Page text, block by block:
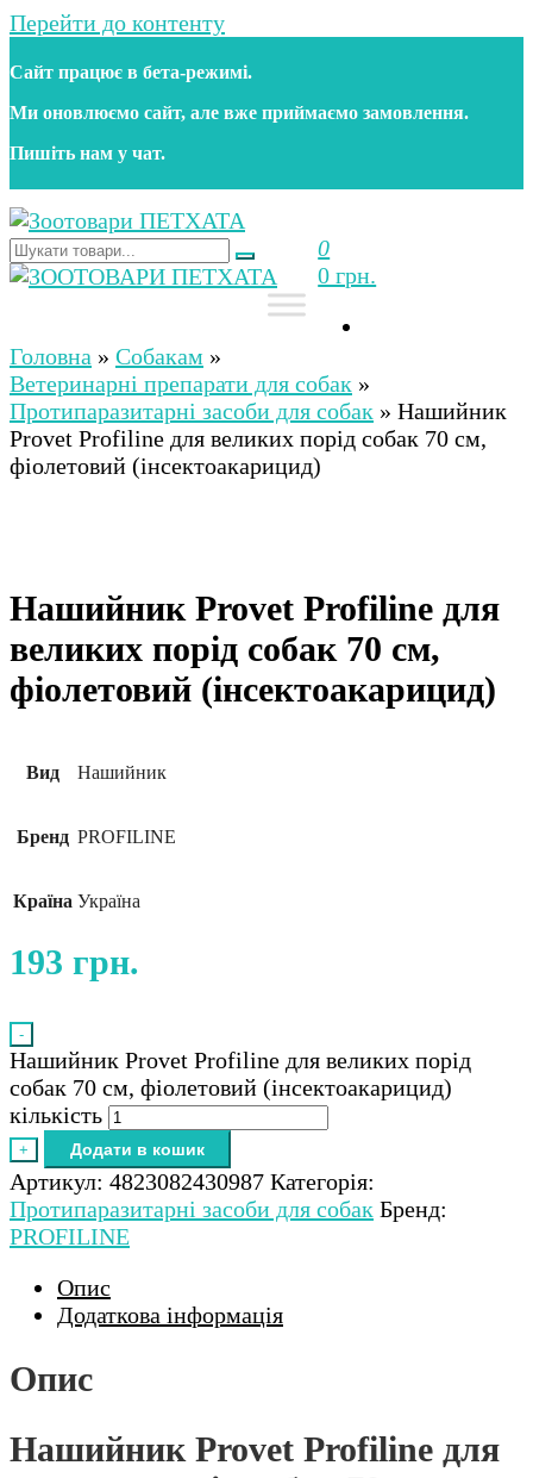
Перейти до контенту
Сайт працює в бета‑режимі.
Ми оновлюємо сайт, але вже приймаємо замовлення.
Пишіть нам у чат.
Зоотовари ПЕТХАТА
Зоомагазин для собак та котів | Корм, іграшки,
аксесуари та догляд за тваринами. Доставка по
0
0 грн.
Зоомагазин для собак та котів | Корм, іграшки,
аксесуари та догляд за тваринами. Доставка по
Україні
Головна » Собакам »
Ветеринарні препарати для собак »
Протипаразитарні засоби для собак » Нашийник
Provet Profiline для великих порід собак 70 см,
фіолетовий (інсектоакарицид)
Нашийник Provet Profiline для
великих порід собак 70 см,
фіолетовий (інсектоакарицид)
Вид Нашийник
Бренд PROFILINE
Країна Україна
193 грн.
-
Нашийник Provet Profiline для великих порід
собак 70 см, фіолетовий (інсектоакарицид)
кількість
+ Додати в кошик
Артикул: 4823082430987 Категорія:
Протипаразитарні засоби для собак Бренд:
PROFILINE
Опис
Додаткова інформація
Опис
Нашийник Provet Profiline для